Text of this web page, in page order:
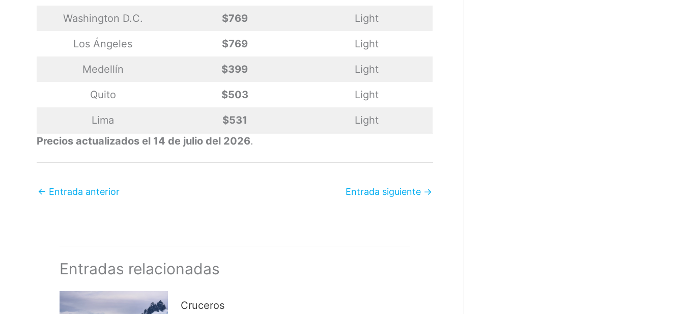
Washington D.C. $769 Light
Los Ángeles $769 Light
Medellín $399 Light
Quito $503 Light
Lima $531
Light
Precios actualizados el 14 de julio del 2026.
← Entrada anterior Entrada siguiente →
Entradas relacionadas
Cruceros